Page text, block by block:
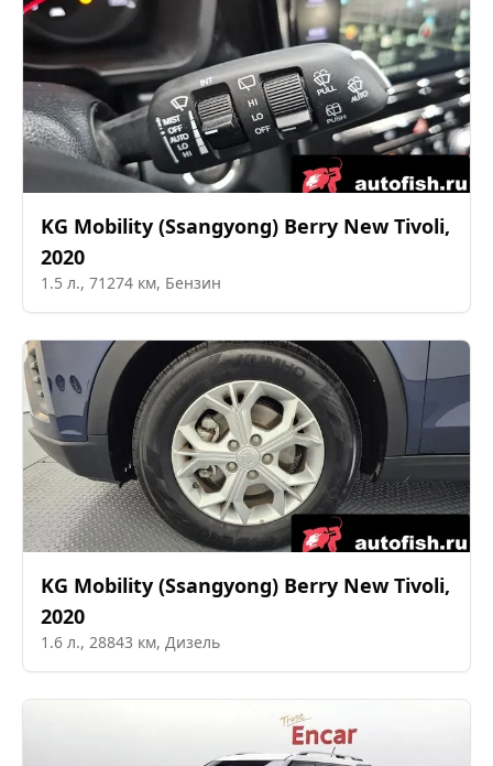
KG Mobility (Ssangyong) Berry New Tivoli,
2020
1.5 л., 71274 км, Бензин
KG Mobility (Ssangyong) Berry New Tivoli,
2020
1.6 л., 28843 км, Дизель